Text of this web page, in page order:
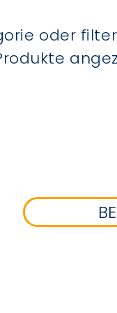
oder